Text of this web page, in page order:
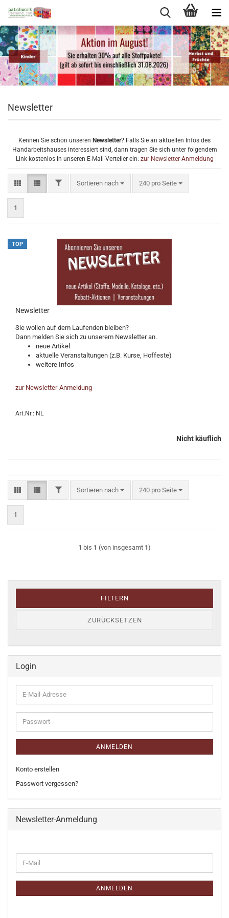
Newsletter
Kennen Sie schon unseren Newsletter? Falls Sie an aktuellen Infos des
Handarbeitshauses interessiert sind, dann tragen Sie sich unter folgendem
Link kostenlos in unseren E-Mail-Verteiler ein: zur Newsletter-Anmeldung
FILTERSortieren nach
Sortieren nach 240 pro Seite
pro Seite
1
TOP
Newsletter
Sie wollen auf dem Laufenden bleiben?
Dann melden Sie sich zu unserem Newsletter an.
neue Artikel
aktuelle Veranstaltungen (z.B. Kurse, Hoffeste)
weitere Infos
zur Newsletter-Anmeldung
Art.Nr.: NL
Nicht käuflich
FILTERSortieren nach
Sortieren nach 240 pro Seite
pro Seite
1
1 bis 1 (von insgesamt 1)
FILTERN
ZURÜCKSETZEN
Login
E-
Mail-
Adresse
Passwort
ANMELDEN
Konto erstellen
Passwort vergessen?
Newsletter-Anmeldung
ZUR
NEWSLETTER-
E-
Mail
ANMELDEN